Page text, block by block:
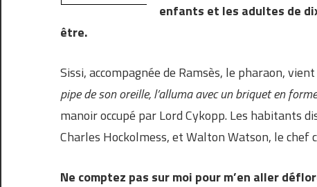
enfants et les adultes de
être.
Sissi, accompagnée de Ramsès, le pharaon,
pipe de son oreille, l’alluma avec un briquet en
manoir occupé par Lord Cykopp. Les habitants
Charles Hockolmess, et Walton Watson, le
Ne comptez pas sur moi pour m’en aller